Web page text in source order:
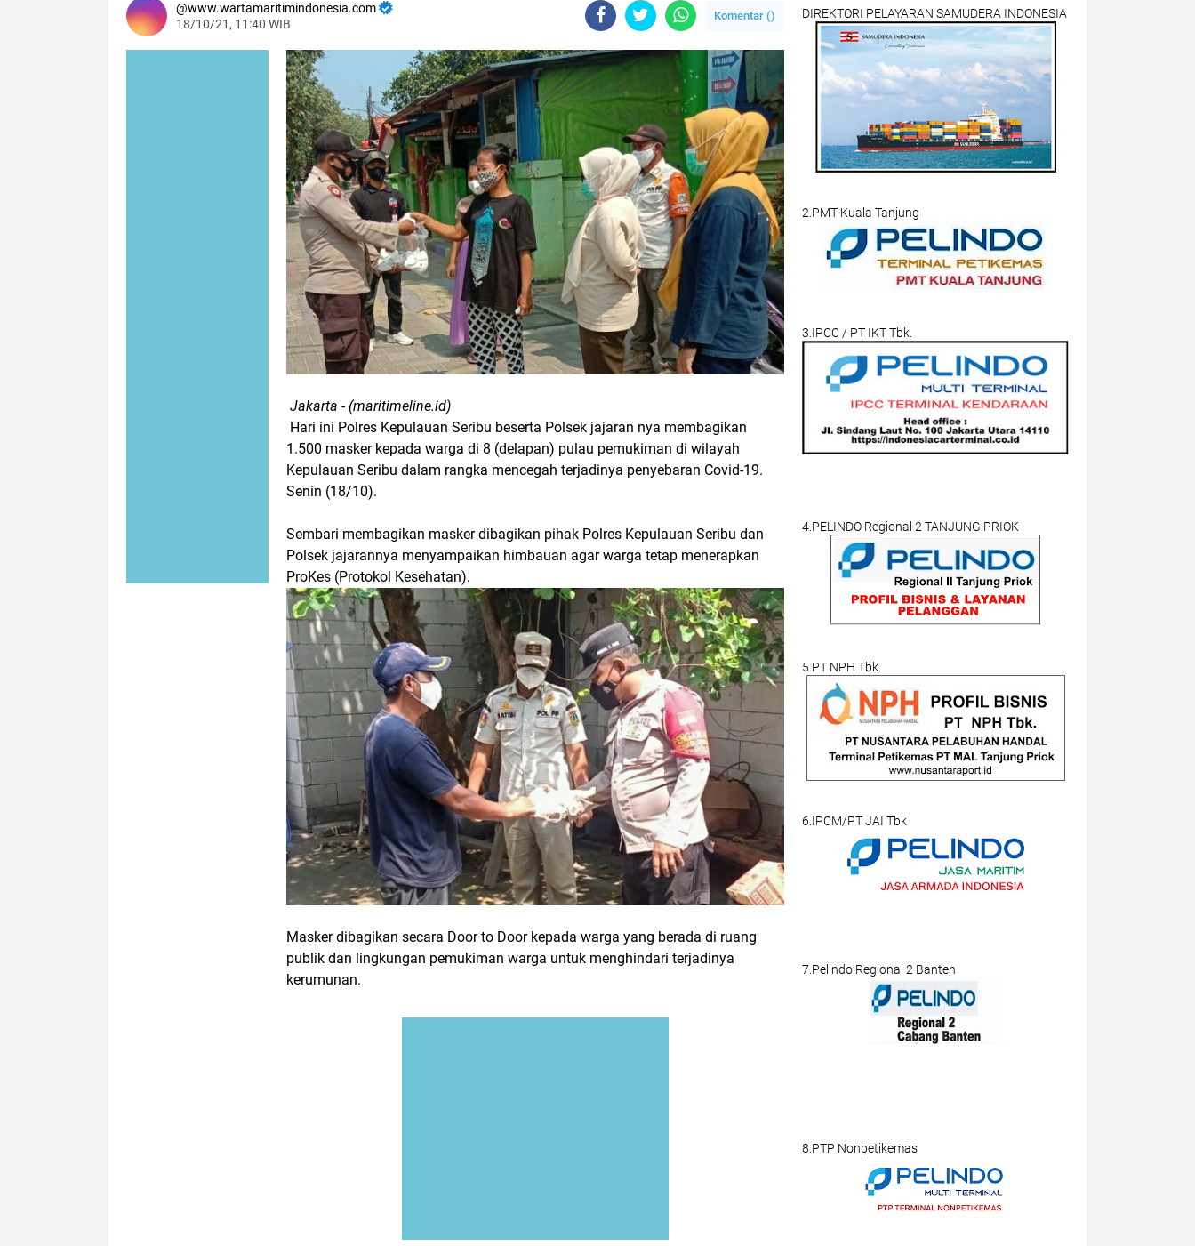
www.wartamaritimindonesia.com
18/10/21, 11:40 WIB
Komentar ()
Jakarta - (maritimeline.id)
Hari ini Polres Kepulauan Seribu beserta Polsek jajaran nya membagikan
1.500 masker kepada warga di 8 (delapan) pulau pemukiman di wilayah
Kepulauan Seribu dalam rangka mencegah terjadinya penyebaran Covid-19.
Senin (18/10).
Sembari membagikan masker dibagikan pihak Polres Kepulauan Seribu dan
Polsek jajarannya menyampaikan himbauan agar warga tetap menerapkan
ProKes (Protokol Kesehatan).
Masker dibagikan secara Door to Door kepada warga yang berada di ruang
publik dan lingkungan pemukiman warga untuk menghindari terjadinya
kerumunan.
DIREKTORI PELAYARAN SAMUDERA INDONESIA
2.PMT Kuala Tanjung
3.IPCC / PT IKT Tbk.
4.PELINDO Regional 2 TANJUNG PRIOK
5.PT NPH Tbk.
6.IPCM/PT JAI Tbk
7.Pelindo Regional 2 Banten
8.PTP Nonpetikemas